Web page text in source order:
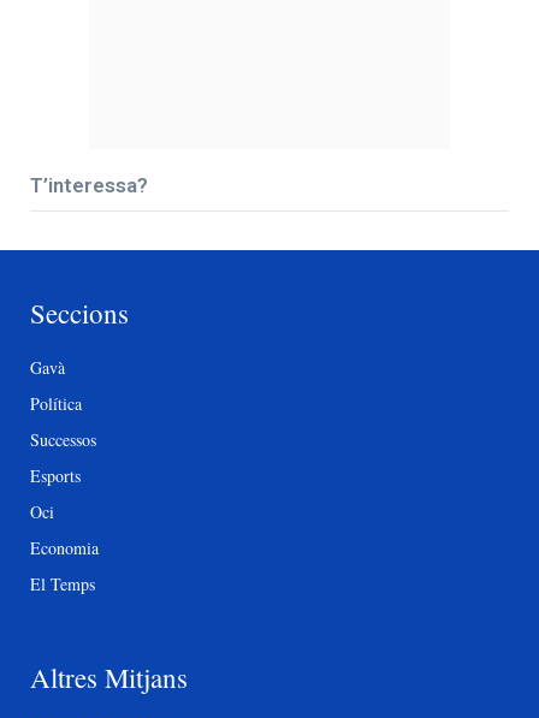
T’interessa?
Seccions
Gavà
Política
Successos
Esports
Oci
Economia
El Temps
Altres Mitjans